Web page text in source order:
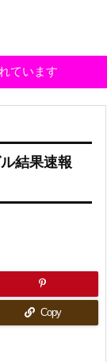
ています
結果速報
Copy